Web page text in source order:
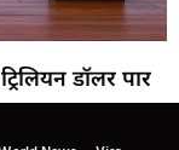
डॉलर पार